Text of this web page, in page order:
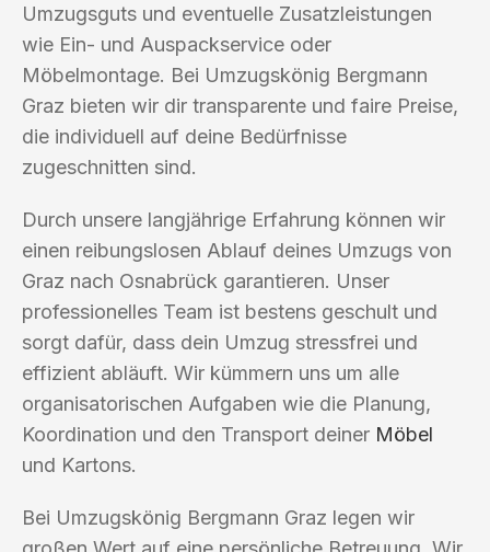
Umzugsguts und eventuelle Zusatzleistungen
wie Ein- und Auspackservice oder
Möbelmontage. Bei Umzugskönig Bergmann
Graz bieten wir dir transparente und faire Preise,
die individuell auf deine Bedürfnisse
zugeschnitten sind.
Durch unsere langjährige Erfahrung können wir
einen reibungslosen Ablauf deines Umzugs von
Graz nach Osnabrück garantieren. Unser
professionelles Team ist bestens geschult und
sorgt dafür, dass dein Umzug stressfrei und
effizient abläuft. Wir kümmern uns um alle
organisatorischen Aufgaben wie die Planung,
Koordination und den Transport deiner Möbel
und Kartons.
Bei Umzugskönig Bergmann Graz legen wir